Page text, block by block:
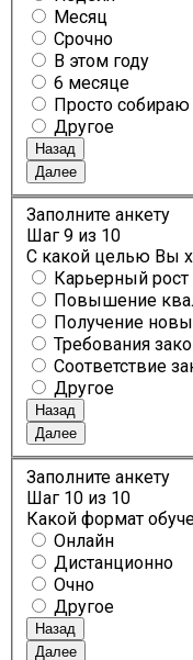
Месяц
Срочно
В этом году
6 месяце
Просто
Другое
Назад
Далее
Заполните анкету
Шаг 9 из 10
С какой целью Вы
Карьерный рост
Повышение
Получение
Требования
Соответствие
Другое
Назад
Далее
Заполните анкету
Шаг 10 из 10
Какой формат
Онлайн
Дистанционно
Очно
Другое
Назад
Далее